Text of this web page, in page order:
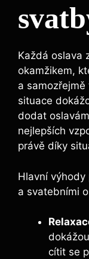
Každá oslava
okamžikem,
a
situace
dodat
nejlepších
právě díky
Hlavní výhody
a svatebními
cítit se